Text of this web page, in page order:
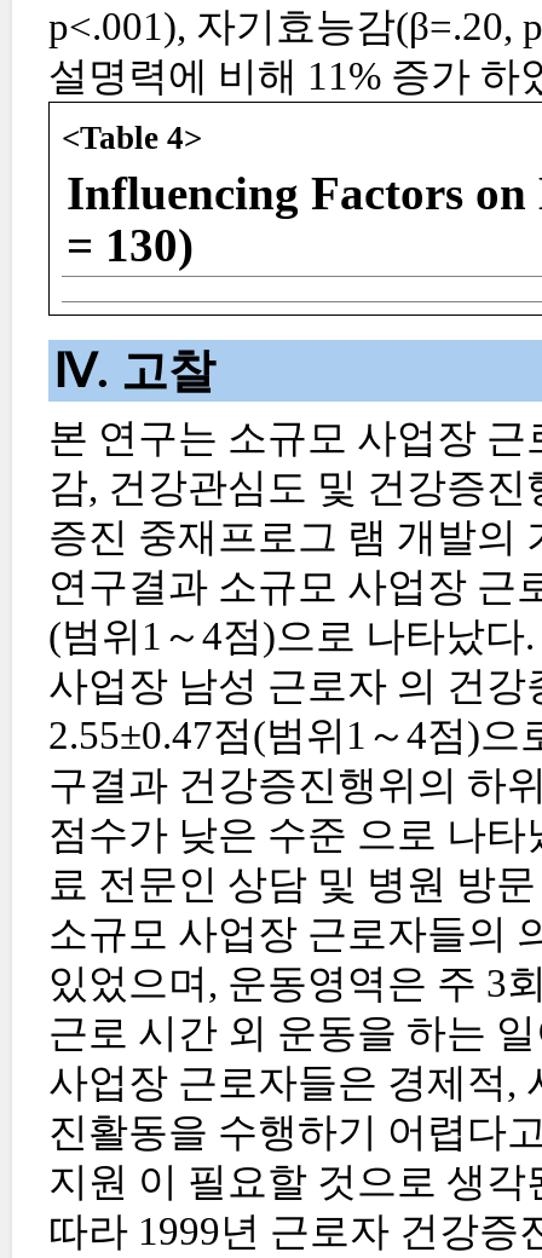
p<.001), 자기효능감(β=.20,
설명력에 비해 11% 증가 하
<Table 4>
Influencing Factors
= 130)
Ⅳ. 고찰
본 연구는 소규모 사업장
감, 건강관심도 및 건강증
증진 중재프로그 램 개발의
연구결과 소규모 사업장 근
(범위1～4점)으로 나타났
사업장 남성 근로자 의 건
2.55±0.47점(범위1～4점)
구결과 건강증진행위의 하
점수가 낮은 수준 으로 나
료 전문인 상담 및 병원 방
소규모 사업장 근로자들의
있었으며, 운동영역은 주 3
근로 시간 외 운동을 하는
사업장 근로자들은 경제적,
진활동을 수행하기 어렵다
지원 이 필요할 것으로 생
따라 1999년 근로자 건강